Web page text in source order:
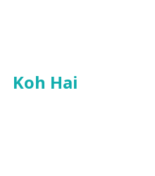
Koh Hai